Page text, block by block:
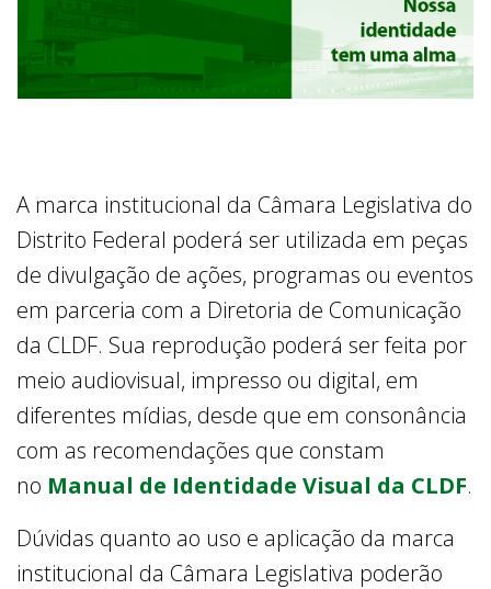
A marca institucional da Câmara Legislativa do
Distrito Federal poderá ser utilizada em peças
de divulgação de ações, programas ou eventos
em parceria com a Diretoria de Comunicação
da CLDF. Sua reprodução poderá ser feita por
meio audiovisual, impresso ou digital, em
diferentes mídias, desde que em consonância
com as recomendações que constam
no Manual de Identidade Visual da CLDF.
Dúvidas quanto ao uso e aplicação da marca
institucional da Câmara Legislativa poderão